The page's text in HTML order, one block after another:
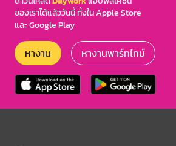
ของเราได้แล้ววันนี้ ทั้งใน Apple Store
และ Google Play
หางาน หางานพาร์ทไทม์